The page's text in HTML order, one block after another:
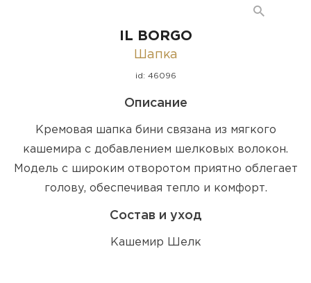
IL BORGO
Шапка
id: 46096
Описание
Кремовая шапка бини связана из мягкого
кашемира с добавлением шелковых волокон.
Модель с широким отворотом приятно облегает
голову, обеспечивая тепло и комфорт.
Состав и уход
Кашемир Шелк